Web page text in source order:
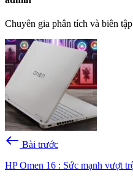
Chuyên gia phân tích và biên
west Bài trước
HP Omen 16 : Sức mạnh vượt